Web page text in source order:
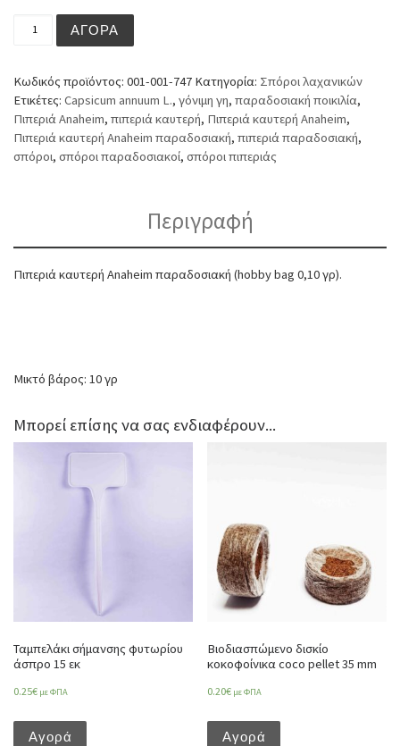
ΑΓΟΡΆ
Κωδικός προϊόντος: 001-001-747 Κατηγορία: Σπόροι λαχανικών
Ετικέτες: Capsicum annuum L., γόνιμη γη, παραδοσιακή ποικιλία,
Πιπεριά Anaheim, πιπεριά καυτερή, Πιπεριά καυτερή Anaheim,
Πιπεριά καυτερή Anaheim παραδοσιακή, πιπεριά παραδοσιακή,
σπόροι, σπόροι παραδοσιακοί, σπόροι πιπεριάς
Περιγραφή
Πιπεριά καυτερή Anaheim παραδοσιακή (hobby bag 0,10 γρ).
Μικτό βάρος: 10 γρ
Μπορεί επίσης να σας ενδιαφέρουν...
Ταμπελάκι σήμανσης φυτωρίου
άσπρο 15 εκ
0.25€ με ΦΠΑ
Αγορά
Βιοδιασπώμενο δισκίο
κοκοφοίνικα coco pellet 35 mm
0.20€ με ΦΠΑ
Αγορά